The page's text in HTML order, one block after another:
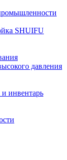
SHUIFU
давления
инвентарь